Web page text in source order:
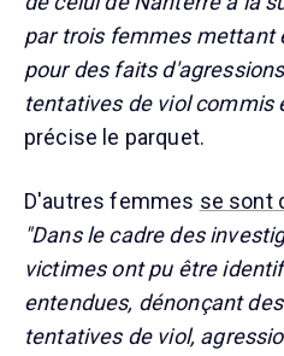
par trois femmes mettant
pour des faits
tentatives de viol commis
précise le parquet.
D'autres femmes se sont
"Dans le cadre des
victimes ont pu être
entendues, dénonçant
tentatives de viol,